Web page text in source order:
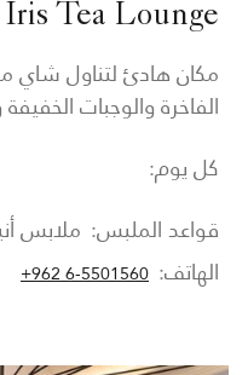
Iris Tea Lounge
مكان هادئ لتناول شاي
الفاخرة والوجبات
كل يوم:
قواعد الملبس: ملابس
الهاتف: +962 6-5501560